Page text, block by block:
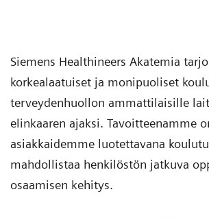
Siemens Healthineers Akatemia
korkealaatuiset ja monipuoliset
terveydenhuollon ammattilaisille
elinkaaren ajaksi. Tavoitteenamme
asiakkaidemme luotettavana
mahdollistaa henkilöstön jatkuva
osaamisen kehitys.